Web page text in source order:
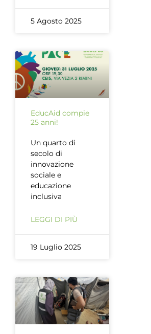
5 Agosto 2025
EducAid compie
25 anni!
Un quarto di
secolo di
innovazione
sociale e
educazione
inclusiva
LEGGI DI PIÙ
19 Luglio 2025